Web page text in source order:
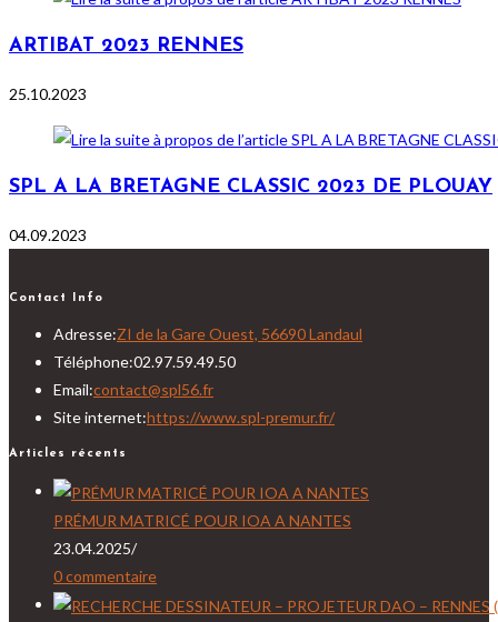
ARTIBAT 2023 RENNES
25.10.2023
SPL A LA BRETAGNE CLASSIC 2023 DE PLOUAY
04.09.2023
Contact Info
Adresse:ZI de la Gare Ouest, 56690 Landaul
Téléphone:02.97.59.49.50
Email:contact@spl56.frS’ouvre
dans
Site internet:https://www.spl-premur.fr/
Articles récents
PRÉMUR MATRICÉ POUR IOA A NANTES
23.04.2025/
0 commentaire